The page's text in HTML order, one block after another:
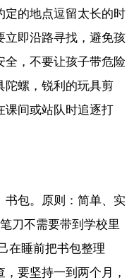
定的地点逗留太长的时
立即沿路寻找，避免孩
全，不要让孩子带危险
陀螺，锐利的玩具剪
课间或站队时追逐打
书包。原则：简单、实
刀不需要带到学校里
在睡前把书包整理
要坚持一到两个月，